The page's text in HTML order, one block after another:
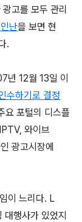
고를 모두 관리
난을 보면 현
.
12월 13일 이
수하기로 결정
요 포털의 디스플
와이브
광고시장에
이 느리다. L
행사가 있었지